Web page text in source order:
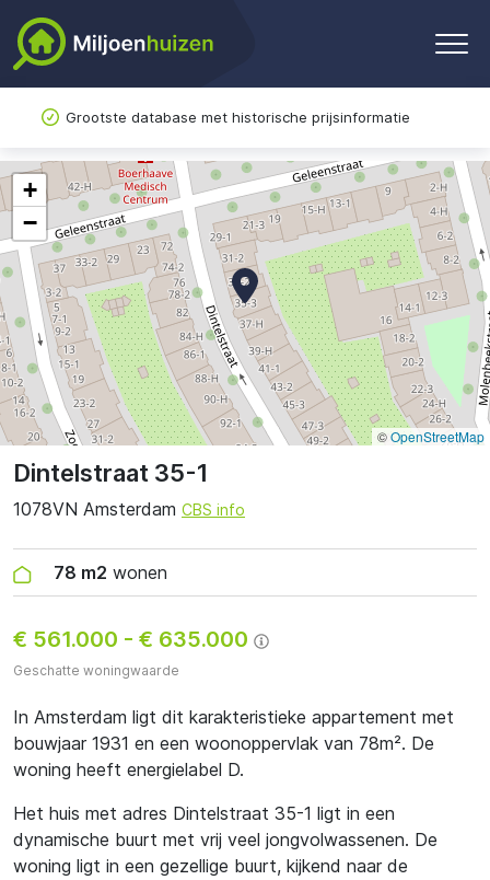
Grootste database met historische prijsinformatie
Dintelstraat 35-1
1078VN Amsterdam CBS info
78 m2 wonen
€ 561.000 - € 635.000
Geschatte woningwaarde
In Amsterdam ligt dit karakteristieke appartement met
bouwjaar 1931 en een woonoppervlak van 78m². De
woning heeft energielabel D.
Het huis met adres Dintelstraat 35-1 ligt in een
dynamische buurt met vrij veel jongvolwassenen. De
woning ligt in een gezellige buurt, kijkend naar de
+
−
©OpenStreetMap